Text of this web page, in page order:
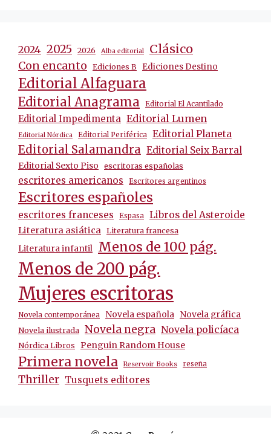
2024 2025 2026 Alba editorial Clásico
Con encanto Ediciones B Ediciones Destino
Editorial Alfaguara
Editorial Anagrama Editorial El Acantilado
Editorial Impedimenta Editorial Lumen
Editorial Nórdica Editorial Periférica Editorial Planeta
Editorial Salamandra Editorial Seix Barral
Editorial Sexto Piso escritoras españolas
escritores americanos Escritores argentinos
Escritores españoles
escritores franceses Espasa Libros del Asteroide
Literatura asiática Literatura francesa
Literatura infantil Menos de 100 pág.
Menos de 200 pág.
Mujeres escritoras
Novela contemporánea Novela española Novela gráfica
Novela ilustrada Novela negra Novela policíaca
Nórdica Libros Penguin Random House
Primera novela Reservoir Books reseña
Thriller Tusquets editores